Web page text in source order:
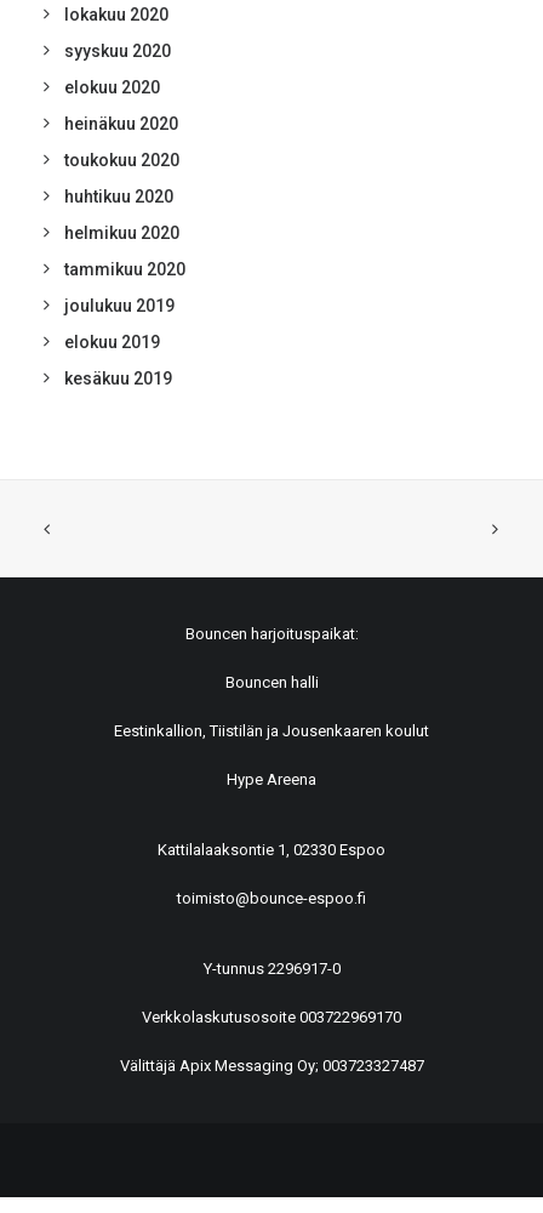
lokakuu 2020
syyskuu 2020
elokuu 2020
heinäkuu 2020
toukokuu 2020
huhtikuu 2020
helmikuu 2020
tammikuu 2020
joulukuu 2019
elokuu 2019
kesäkuu 2019
Bouncen harjoituspaikat:
Bouncen halli
Eestinkallion, Tiistilän ja Jousenkaaren koulut
Hype Areena
Kattilalaaksontie 1, 02330 Espoo
toimisto@bounce-espoo.fi
Y-tunnus 2296917-0
Verkkolaskutusosoite 003722969170
Välittäjä Apix Messaging Oy; 003723327487